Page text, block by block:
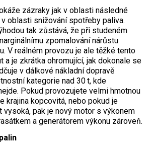
zázraky jak v oblasti následné
oblasti snižování spotřeby paliva.
tak zůstává, že při studeném
zpomalování nárůstu
V reálném provozu je ale těžké tento
a je zkrátka ohromující, jak dokonale se
v dálkové nákladní dopravě
kategorie nad 30 t, kde
Pokud provozujete velmi hmotnou
krajina kopcovitá, nebo pokud je
vysoká, pak je nový motor s výkonem
a generátorem výkonu zároveň.